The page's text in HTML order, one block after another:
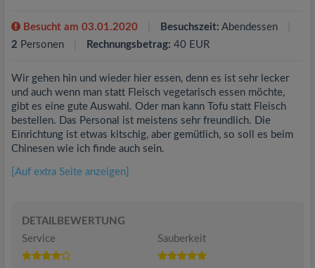
Besucht am 03.01.2020 Besuchszeit: Abendessen
2 Personen Rechnungsbetrag: 40 EUR
Wir gehen hin und wieder hier essen, denn es ist sehr lecker
und auch wenn man statt Fleisch vegetarisch essen möchte,
gibt es eine gute Auswahl. Oder man kann Tofu statt Fleisch
bestellen. Das Personal ist meistens sehr freundlich. Die
Einrichtung ist etwas kitschig, aber gemütlich, so soll es beim
Chinesen wie ich finde auch sein.
[Auf extra Seite anzeigen]
DETAILBEWERTUNG
Service
Sauberkeit